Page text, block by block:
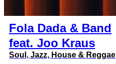
Fola Dada & Band
feat. Joo Kraus
Soul, Jazz, House & Reggae